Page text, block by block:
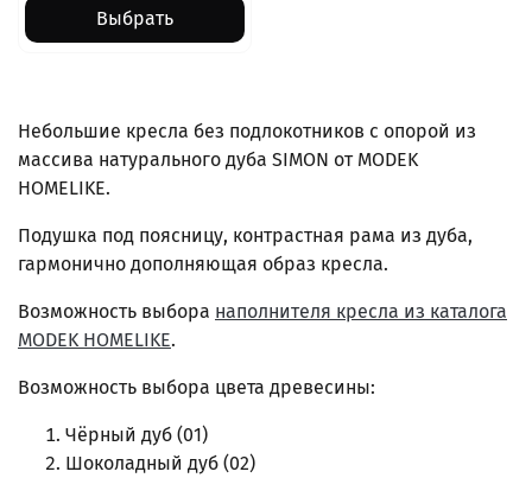
Выбрать
Небольшие кресла без подлокотников с опорой из
массива натурального дуба SIMON от MODEK
HOMELIKE.
Подушка под поясницу, контрастная рама из дуба,
гармонично дополняющая образ кресла.
Возможность выбора наполнителя кресла из каталога
MODEK HOMELIKE.
Возможность выбора цвета древесины:
Чёрный дуб (01)
Шоколадный дуб (02)